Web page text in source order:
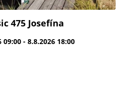
475 Josefína
09:00 - 8.8.2026 18:00